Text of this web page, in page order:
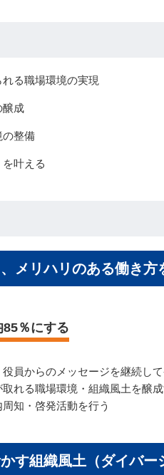
る職場環境の実現
醸成
の整備
叶える
メリハリのある働き方
％にする
員からのメッセージを継続し
れる職場環境・組織風土を醸
知・啓発活動を行う
す組織⾵⼟（ダイバ